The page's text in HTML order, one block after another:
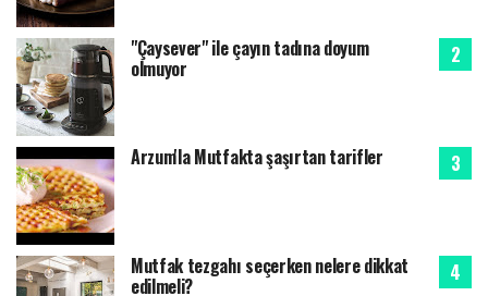
"Çaysever" ile çayın tadına doyum
olmuyor
Arzum'la Mutfakta şaşırtan tarifler
Mutfak tezgahı seçerken nelere dikkat
edilmeli?